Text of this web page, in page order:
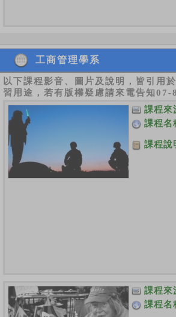
工商管理學系
以下課程影音、圖片及說明，皆引用
習用途，若有版權疑慮請來電告知07-
課程來
課程名
課程說
課程來
課程名